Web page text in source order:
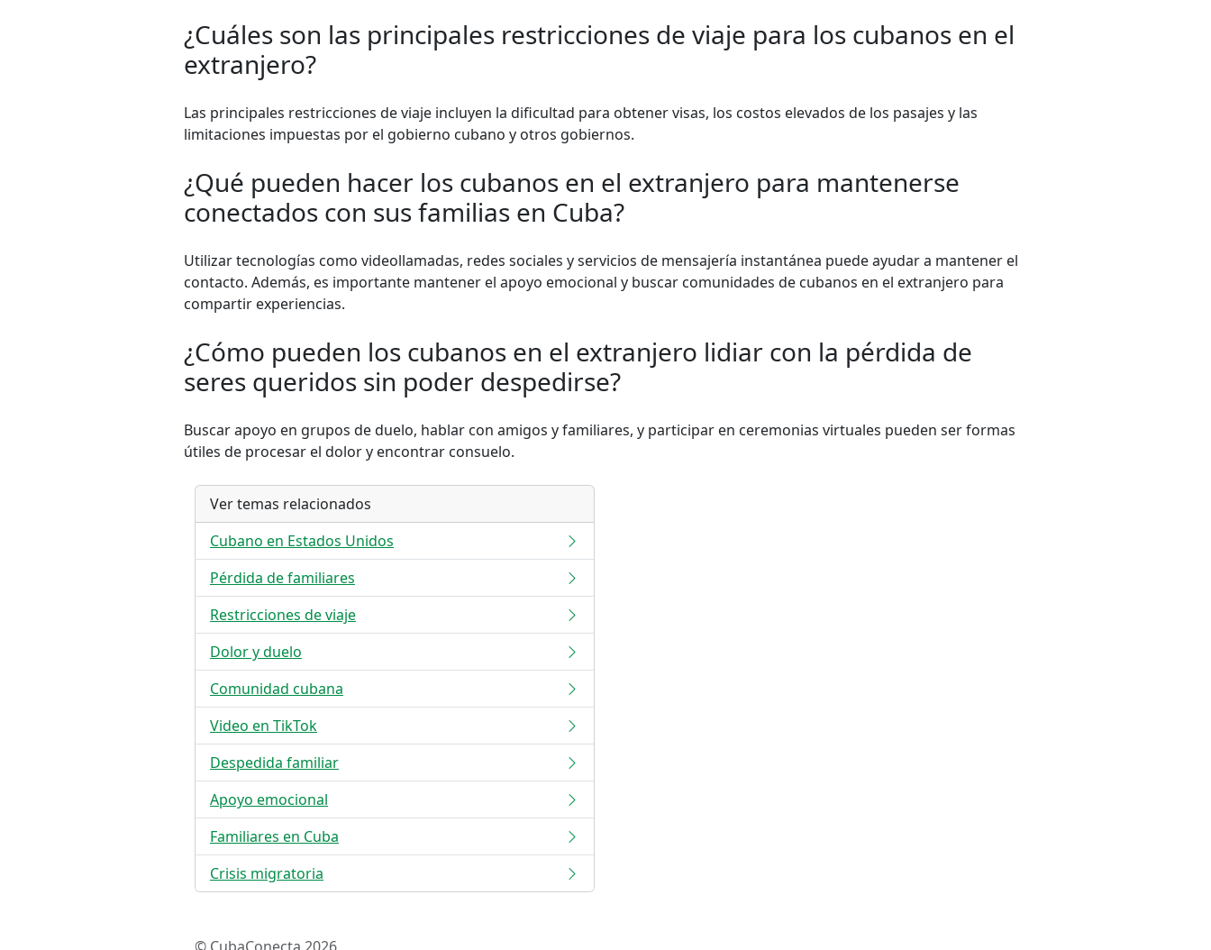
¿Cuáles son las principales restricciones de viaje para los cubanos en el
extranjero?
Las principales restricciones de viaje incluyen la dificultad para obtener visas, los costos elevados de los pasajes y las
limitaciones impuestas por el gobierno cubano y otros gobiernos.
¿Qué pueden hacer los cubanos en el extranjero para mantenerse
conectados con sus familias en Cuba?
Utilizar tecnologías como videollamadas, redes sociales y servicios de mensajería instantánea puede ayudar a mantener el
contacto. Además, es importante mantener el apoyo emocional y buscar comunidades de cubanos en el extranjero para
compartir experiencias.
¿Cómo pueden los cubanos en el extranjero lidiar con la pérdida de
seres queridos sin poder despedirse?
Buscar apoyo en grupos de duelo, hablar con amigos y familiares, y participar en ceremonias virtuales pueden ser formas
útiles de procesar el dolor y encontrar consuelo.
Ver temas relacionados
Cubano en Estados Unidos
Pérdida de familiares
Restricciones de viaje
Dolor y duelo
Comunidad cubana
Video en TikTok
Despedida familiar
Apoyo emocional
Familiares en Cuba
Crisis migratoria